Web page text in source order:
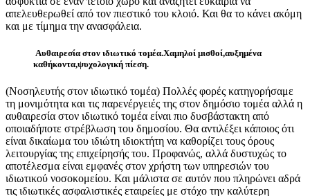
απελευθερωθεί από τον πιεστικό του κλοιό. Και θα το κάνει ακόμη
και με τίμημα την ανασφάλεια.
Αυθαιρεσία στον ιδιωτικό τομέα.Χαμηλοί μισθοί,αυξημένα
καθήκοντα,ψυχολογική πίεση.
(Νοσηλευτής στον ιδιωτικό τομέα) Πολλές φορές κατηγορήσαμε
τη μονιμότητα και τις παρενέργειές της στον δημόσιο τομέα αλλά η
αυθαιρεσία στον ιδιωτικό τομέα είναι πιο δυσβάστακτη από
οποιαδήποτε στρέβλωση του δημοσίου. Θα αντιλέξει κάποιος ότι
είναι δικαίωμα του ιδιώτη ιδιοκτήτη να καθορίζει τους όρους
λειτουργίας της επιχείρησής του. Προφανώς, αλλά δυστυχώς το
αποτέλεσμα είναι εμφανές στον χρήστη των υπηρεσιών του
ιδιωτικού νοσοκομείου. Και μάλιστα σε αυτόν που πληρώνει αδρά
τις ιδιωτικές ασφαλιστικές εταιρείες με στόχο την καλύτερη